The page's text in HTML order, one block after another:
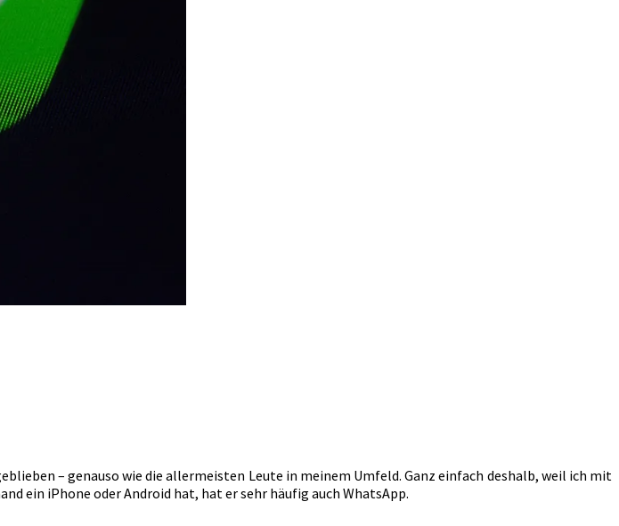
– genauso wie die allermeisten Leute in meinem Umfeld. Ganz einfach deshalb, weil ich mit
ein iPhone oder Android hat, hat er sehr häufig auch WhatsApp.